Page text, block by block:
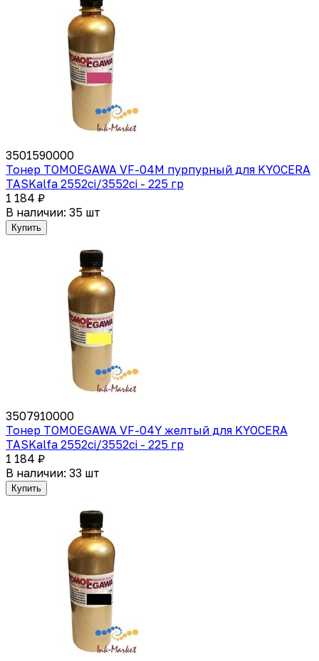
3501590000
Тонер TOMOEGAWA VF-04M пурпурный для KYOCERA
TASKalfa 2552ci/3552ci - 225 гр
1 184 ₽
В наличии: 35 шт
Купить
3507910000
Тонер TOMOEGAWA VF-04Y желтый для KYOCERA
TASKalfa 2552ci/3552ci - 225 гр
1 184 ₽
В наличии: 33 шт
Купить